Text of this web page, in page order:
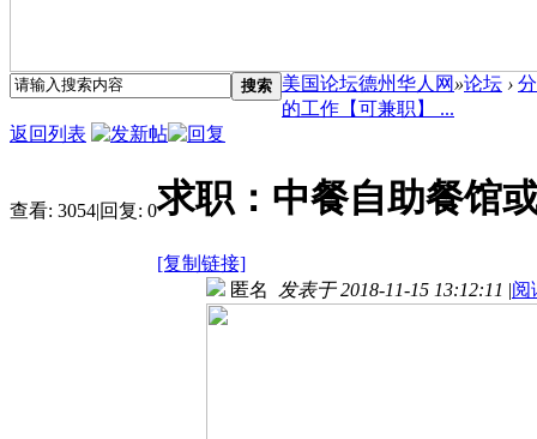
搜索 美国论坛德州华人网 »论坛 ›
的工作【可兼职】 ...
返回列表
查看: 3054|回复: 0求职：中餐自助餐馆
[复制链接]
匿名 发表于 2018-11-15 13:12:11 |阅